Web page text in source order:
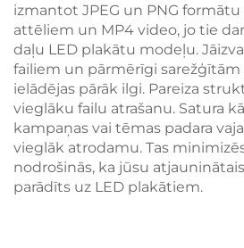
izmantot JPEG un PNG
attēliem un MP4 video, jo tie
daļu LED plakātu modeļu.
failiem un pārmērīgi sarežģītām
ielādējas pārāk ilgi. Pareiza
vieglāku failu atrašanu. Satura
kampaņas vai tēmas padara
vieglāk atrodamu. Tas
nodrošinās, ka jūsu
parādīts uz LED plakātiem.